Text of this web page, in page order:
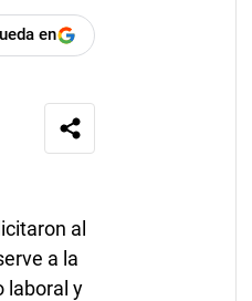
en
al
a la
laboral y